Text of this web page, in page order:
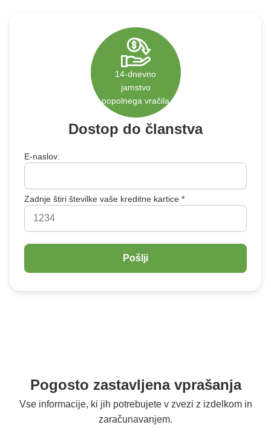
Slovenčina
Slovakia
Bahasa indonesia
Indonesia
Čeština
Eesti keel
Latviešu
Slovensko
Slovenia
Romania
Български
14-dnevno
jamstvo
popolnega vračila
Dostop do članstva
E-naslov:
Zadnje štiri številke vaše kreditne kartice *
Pogosto zastavljena vprašanja
Vse informacije, ki jih potrebujete v zvezi z izdelkom in
zaračunavanjem.